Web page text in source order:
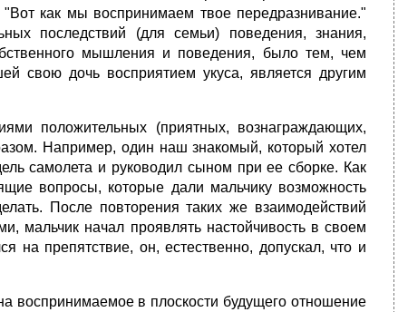
как мы воспринимаем твое передразнивание."
последствий (для семьи) поведения, знания,
мышления и поведения, было тем, чем
свою дочь восприятием укуса, является другим
положительных (приятных, вознаграждающих,
Например, один наш знакомый, который хотел
самолета и руководил сыном при ее сборке. Как
вопросы, которые дали мальчику возможность
После повторения таких же взаимодействий
мальчик начал проявлять настойчивость в своем
на препятствие, он, естественно, допускал, что и
в плоскости будущего отношение